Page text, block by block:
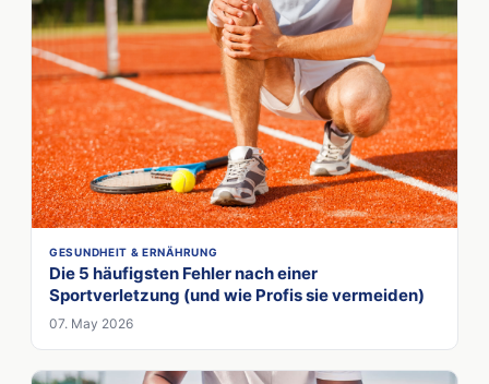
GESUNDHEIT & ERNÄHRUNG
Die 5 häufigsten Fehler nach einer
Sportverletzung (und wie Profis sie vermeiden)
07. May 2026